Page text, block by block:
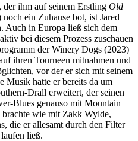
ihm auf seinem Erstling Old
noch ein Zuhause bot, ist Jared
Auch in Europa ließ sich dem
bei diesem Prozess zuschauen
der Winery Dogs (2023)
ihren Tourneen mitnahmen und
vor der er sich mit seinem
Musik hatte er bereits da um
Drall erweitert, der seinen
Blues genauso mit Mountain
wie mit Zakk Wylde,
die er allesamt durch den Filter
ließ.